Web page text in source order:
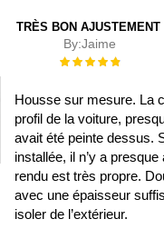
TRÈS BON AJUSTEMENT
By:Jaime
Évaluation :
Housse sur mesure. La
profil de la voiture,
avait été peinte dessus.
installée, il n’y a
rendu est très propre.
avec une épaisseur
isoler de l’extérieur.